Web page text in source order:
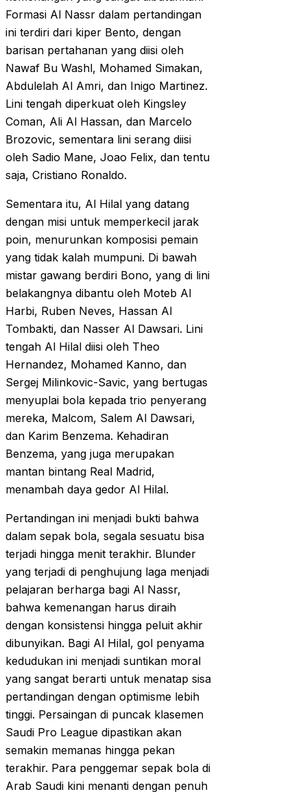
Formasi Al Nassr dalam pertandingan
ini terdiri dari kiper Bento, dengan
barisan pertahanan yang diisi oleh
Nawaf Bu Washl, Mohamed Simakan,
Abdulelah Al Amri, dan Inigo Martinez.
Lini tengah diperkuat oleh Kingsley
Coman, Ali Al Hassan, dan Marcelo
Brozovic, sementara lini serang diisi
oleh Sadio Mane, Joao Felix, dan tentu
saja, Cristiano Ronaldo.
Sementara itu, Al Hilal yang datang
dengan misi untuk memperkecil jarak
poin, menurunkan komposisi pemain
yang tidak kalah mumpuni. Di bawah
mistar gawang berdiri Bono, yang di lini
belakangnya dibantu oleh Moteb Al
Harbi, Ruben Neves, Hassan Al
Tombakti, dan Nasser Al Dawsari. Lini
tengah Al Hilal diisi oleh Theo
Hernandez, Mohamed Kanno, dan
Sergej Milinkovic-Savic, yang bertugas
menyuplai bola kepada trio penyerang
mereka, Malcom, Salem Al Dawsari,
dan Karim Benzema. Kehadiran
Benzema, yang juga merupakan
mantan bintang Real Madrid,
menambah daya gedor Al Hilal.
Pertandingan ini menjadi bukti bahwa
dalam sepak bola, segala sesuatu bisa
terjadi hingga menit terakhir. Blunder
yang terjadi di penghujung laga menjadi
pelajaran berharga bagi Al Nassr,
bahwa kemenangan harus diraih
dengan konsistensi hingga peluit akhir
dibunyikan. Bagi Al Hilal, gol penyama
kedudukan ini menjadi suntikan moral
yang sangat berarti untuk menatap sisa
pertandingan dengan optimisme lebih
tinggi. Persaingan di puncak klasemen
Saudi Pro League dipastikan akan
semakin memanas hingga pekan
terakhir. Para penggemar sepak bola di
Arab Saudi kini menanti dengan penuh